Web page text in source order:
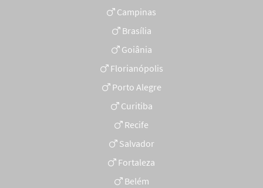
Campinas
Brasília
Goiânia
Florianópolis
Porto Alegre
Curitiba
Recife
Salvador
Fortaleza
Belém